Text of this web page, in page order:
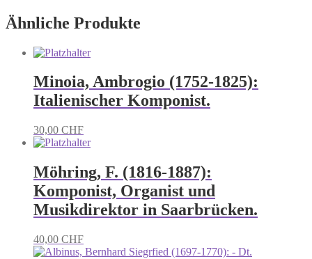
Ähnliche Produkte
Minoia, Ambrogio (1752-1825):
Italienischer Komponist.
30,00 CHF
Möhring, F. (1816-1887):
Komponist, Organist und
Musikdirektor in Saarbrücken.
40,00 CHF